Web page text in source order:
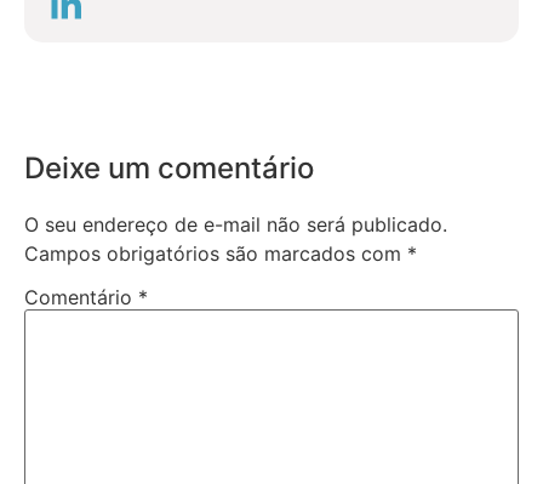
Deixe um comentário
O seu endereço de e-mail não será publicado.
Campos obrigatórios são marcados com *
Comentário *